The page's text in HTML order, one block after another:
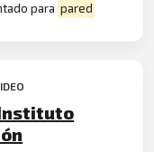
para pared